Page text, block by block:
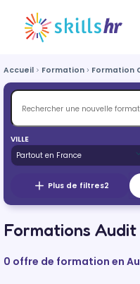
Accueil Formation Formation
VILLE
Plus de filtres2
Formations
0 offre de formation en